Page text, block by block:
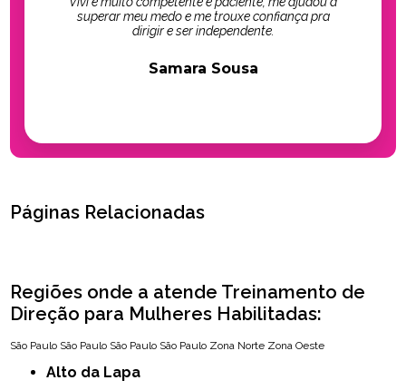
superar meu medo e me trouxe confiança pra
dirigir e ser independente.
Samara Sousa
Páginas Relacionadas
Regiões onde a atende Treinamento de
Direção para Mulheres Habilitadas:
São Paulo São Paulo São Paulo São Paulo Zona Norte Zona Oeste
Alto da Lapa